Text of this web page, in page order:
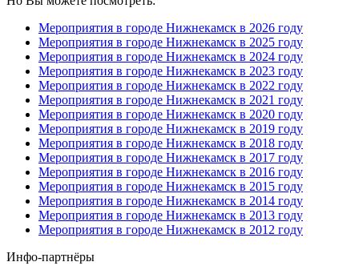
Мероприятия в городе Нижнекамск в 2026 году
Мероприятия в городе Нижнекамск в 2025 году
Мероприятия в городе Нижнекамск в 2024 году
Мероприятия в городе Нижнекамск в 2023 году
Мероприятия в городе Нижнекамск в 2022 году
Мероприятия в городе Нижнекамск в 2021 году
Мероприятия в городе Нижнекамск в 2020 году
Мероприятия в городе Нижнекамск в 2019 году
Мероприятия в городе Нижнекамск в 2018 году
Мероприятия в городе Нижнекамск в 2017 году
Мероприятия в городе Нижнекамск в 2016 году
Мероприятия в городе Нижнекамск в 2015 году
Мероприятия в городе Нижнекамск в 2014 году
Мероприятия в городе Нижнекамск в 2013 году
Мероприятия в городе Нижнекамск в 2012 году
Инфо-партнёры